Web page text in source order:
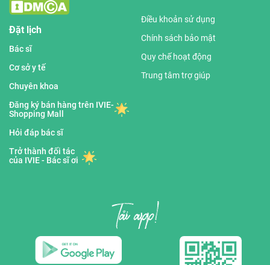
Đặt lịch
Bác sĩ
Cơ sở y tế
Chuyên khoa
Đăng ký bán hàng trên IVIE-
Shopping Mall
Hỏi đáp bác sĩ
Trở thành đối tác
của IVIE - Bác sĩ ơi
Điều khoản sử dụng
Chính sách bảo mật
Quy chế hoạt động
Trung tâm trợ giúp